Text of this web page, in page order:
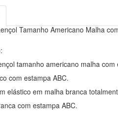
Tamanho Americano Malha
tamanho americano malha com
com estampa ABC.
elástico em malha branca
com estampa ABC.